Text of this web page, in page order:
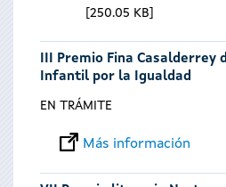
250.05 KB
III Premio Fina Casalderrey
Infantil por la Igualdad
EN TRÁMITE
Más información